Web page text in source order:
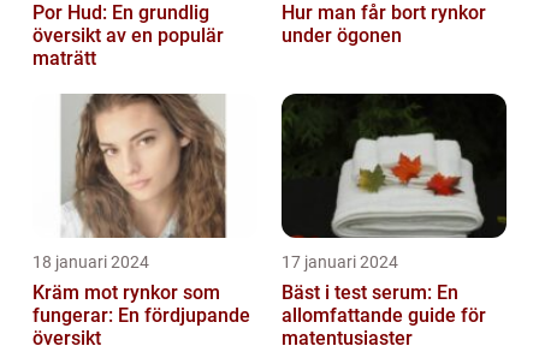
Por Hud: En grundlig
översikt av en populär
maträtt
Hur man får bort rynkor
under ögonen
18 januari 2024
Kräm mot rynkor som
fungerar: En fördjupande
översikt
17 januari 2024
Bäst i test serum: En
allomfattande guide för
matentusiaster